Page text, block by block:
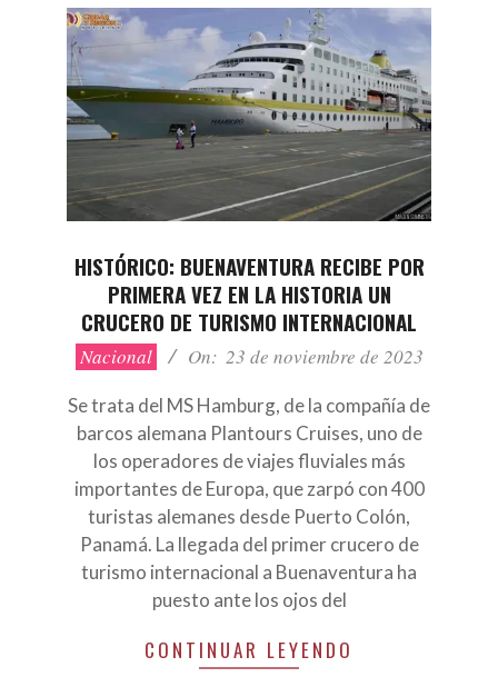
HISTÓRICO: BUENAVENTURA RECIBE POR
PRIMERA VEZ EN LA HISTORIA UN
CRUCERO DE TURISMO INTERNACIONAL
2023-
11-
23
Nacional On: 23 de noviembre de 2023
Se trata del MS Hamburg, de la compañía de
barcos alemana Plantours Cruises, uno de
los operadores de viajes fluviales más
importantes de Europa, que zarpó con 400
turistas alemanes desde Puerto Colón,
Panamá. La llegada del primer crucero de
turismo internacional a Buenaventura ha
puesto ante los ojos del
CONTINUAR LEYENDO